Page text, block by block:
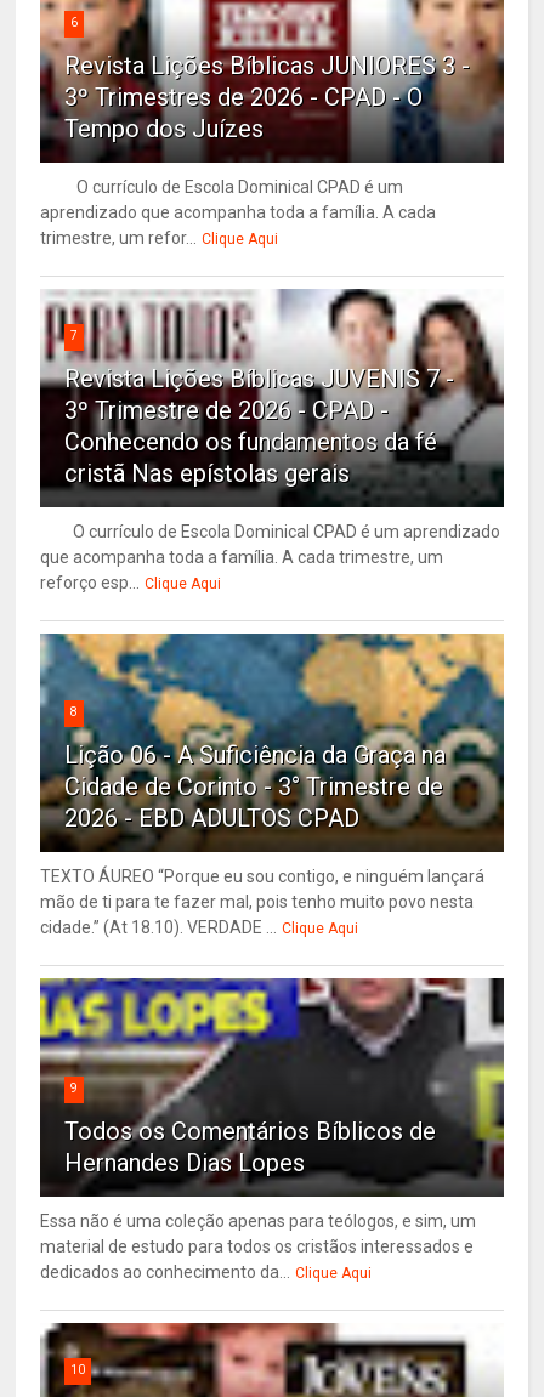
6
Revista Lições Bíblicas JUNIORES 3 -
3º Trimestres de 2026 - CPAD - O
Tempo dos Juízes
O currículo de Escola Dominical CPAD é um
aprendizado que acompanha toda a família. A cada
trimestre, um refor... Clique Aqui
7
Revista Lições Bíblicas JUVENIS 7 -
3º Trimestre de 2026 - CPAD -
Conhecendo os fundamentos da fé
cristã Nas epístolas gerais
O currículo de Escola Dominical CPAD é um aprendizado
que acompanha toda a família. A cada trimestre, um
reforço esp... Clique Aqui
8
Lição 06 - A Suficiência da Graça na
Cidade de Corinto - 3° Trimestre de
2026 - EBD ADULTOS CPAD
TEXTO ÁUREO “Porque eu sou contigo, e ninguém lançará
mão de ti para te fazer mal, pois tenho muito povo nesta
cidade.” (At 18.10). VERDADE ... Clique Aqui
9
Todos os Comentários Bíblicos de
Hernandes Dias Lopes
Essa não é uma coleção apenas para teólogos, e sim, um
material de estudo para todos os cristãos interessados e
dedicados ao conhecimento da... Clique Aqui
10